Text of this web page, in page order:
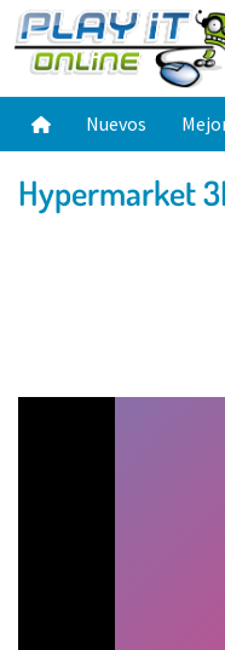
Nuevos
Hypermarket